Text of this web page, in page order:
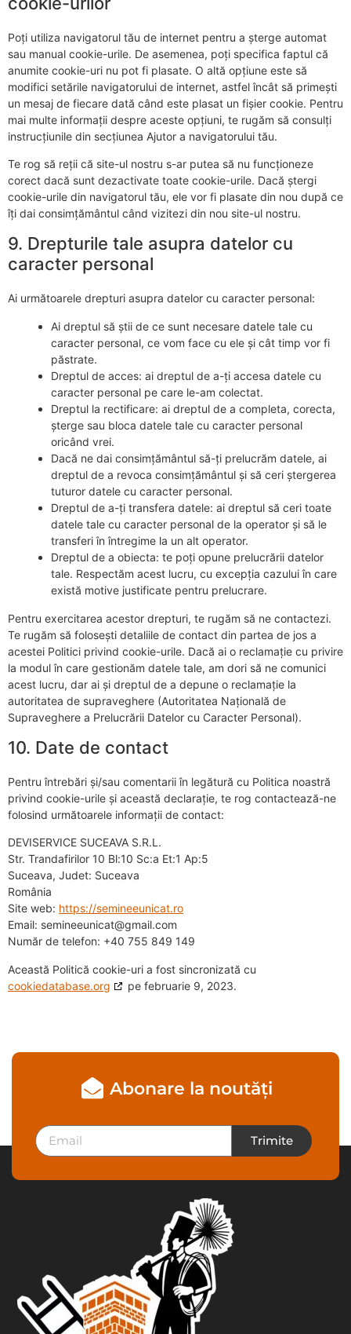
Poți utiliza navigatorul tău de internet pentru a șterge automat
sau manual cookie-urile. De asemenea, poți specifica faptul că
anumite cookie-uri nu pot fi plasate. O altă opțiune este să
modifici setările navigatorului de internet, astfel încât să primești
un mesaj de fiecare dată când este plasat un fișier cookie. Pentru
mai multe informații despre aceste opțiuni, te rugăm să consulți
instrucțiunile din secțiunea Ajutor a navigatorului tău.
Te rog să reții că site-ul nostru s-ar putea să nu funcționeze
corect dacă sunt dezactivate toate cookie-urile. Dacă ștergi
cookie-urile din navigatorul tău, ele vor fi plasate din nou după ce
îți dai consimțământul când vizitezi din nou site-ul nostru.
9. Drepturile tale asupra datelor cu
caracter personal
Ai următoarele drepturi asupra datelor cu caracter personal:
Ai dreptul să știi de ce sunt necesare datele tale cu
caracter personal, ce vom face cu ele și cât timp vor fi
păstrate.
Dreptul de acces: ai dreptul de a-ți accesa datele cu
caracter personal pe care le-am colectat.
Dreptul la rectificare: ai dreptul de a completa, corecta,
șterge sau bloca datele tale cu caracter personal
oricând vrei.
Dacă ne dai consimțământul să-ți prelucrăm datele, ai
dreptul de a revoca consimțământul și să ceri ștergerea
tuturor datele cu caracter personal.
Dreptul de a-ți transfera datele: ai dreptul să ceri toate
datele tale cu caracter personal de la operator și să le
transferi în întregime la un alt operator.
Dreptul de a obiecta: te poți opune prelucrării datelor
tale. Respectăm acest lucru, cu excepția cazului în care
există motive justificate pentru prelucrare.
Pentru exercitarea acestor drepturi, te rugăm să ne contactezi.
Te rugăm să folosești detaliile de contact din partea de jos a
acestei Politici privind cookie-urile. Dacă ai o reclamație cu privire
la modul în care gestionăm datele tale, am dori să ne comunici
acest lucru, dar ai și dreptul de a depune o reclamație la
autoritatea de supraveghere (Autoritatea Națională de
Supraveghere a Prelucrării Datelor cu Caracter Personal).
10. Date de contact
Pentru întrebări și/sau comentarii în legătură cu Politica noastră
privind cookie-urile și această declarație, te rog contactează-ne
folosind următoarele informații de contact:
DEVISERVICE SUCEAVA S.R.L.
Str. Trandafirilor 10 Bl:10 Sc:a Et:1 Ap:5
Suceava, Judet: Suceava
România
Site web: https://semineeunicat.ro
Email: semineeunicat@gmail.com
Număr de telefon: +40 755 849 149
Această Politică cookie-uri a fost sincronizată cu
cookiedatabase.org
pe februarie 9, 2023.
Abonare la noutăți
Trimite